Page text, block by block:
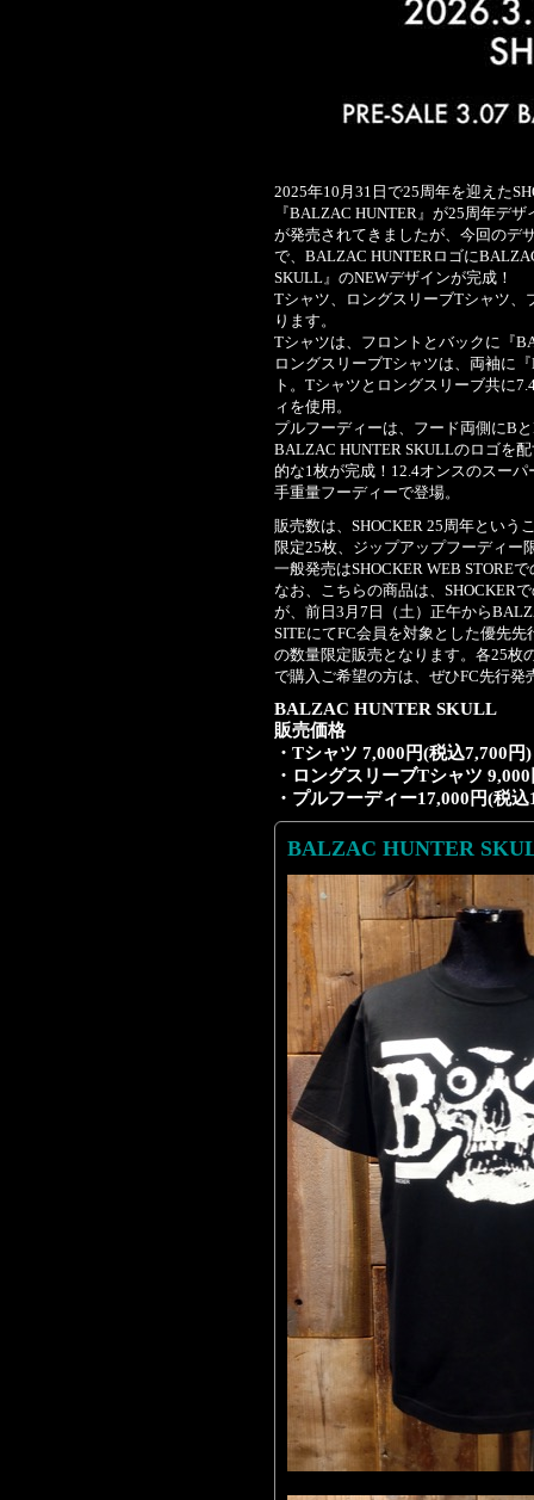
2025年10月31日で25周年を迎えた
『BALZAC HUNTER』が25周年デ
が発売されてきましたが、今回のデ
で、BALZAC HUNTERロゴに
SKULL』のNEWデザインが完成！
Tシャツ、ロングスリーブTシャツ
ります。
Tシャツは、フロントとバックに『
ロングスリーブTシャツは、両袖に
ト。Tシャツとロングスリーブ共に
ィを使用。
プルフーディーは、フード両側にB
BALZAC HUNTER SKULLのロゴを
的な1枚が完成！12.4オンスのスー
手重量フーディーで登場。
販売数は、SHOCKER 25周年という
限定25枚、ジップアップフーディー
一般発売はSHOCKER WEB STORE
なお、こちらの商品は、SHOCKER
が、前日3月7日（土）正午から
SITEにてFC会員を対象とした優先
の数量限定販売となります。各25枚
で購入ご希望の方は、ぜひFC先行発
BALZAC HUNTER SKULL
販売価格
・Tシャツ 7,000円(税込7,700円)
・ロングスリーブTシャツ
・プルフーディー17,000円(税
BALZAC HUNTER